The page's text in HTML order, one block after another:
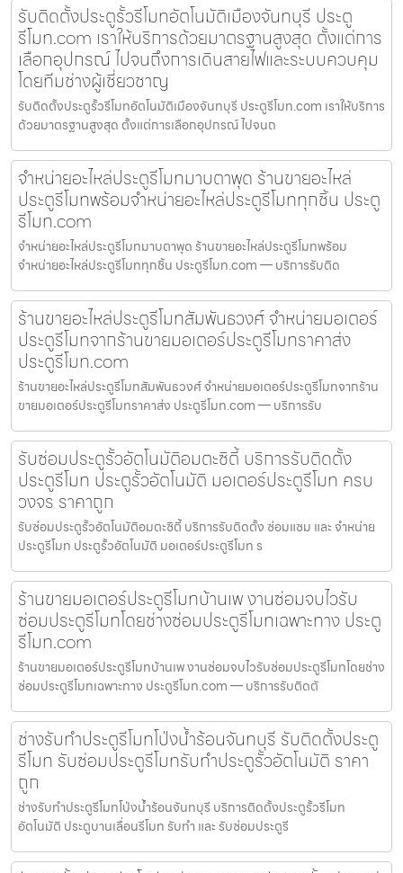
รับติดตั้งประตูรั้วรีโมทอัตโนมัติเมืองจันทบุรี ประตู
รีโมท.com เราให้บริการด้วยมาตรฐานสูงสุด ตั้งแต่การ
เลือกอุปกรณ์ ไปจนถึงการเดินสายไฟและระบบควบคุม
โดยทีมช่างผู้เชี่ยวชาญ
รับติดตั้งประตูรั้วรีโมทอัตโนมัติเมืองจันทบุรี ประตูรีโมท.com เราให้บริการ
ด้วยมาตรฐานสูงสุด ตั้งแต่การเลือกอุปกรณ์ ไปจนถ
จำหน่ายอะไหล่ประตูรีโมทมาบตาพุด ร้านขายอะไหล่
ประตูรีโมทพร้อมจำหน่ายอะไหล่ประตูรีโมททุกชิ้น ประตู
รีโมท.com
จำหน่ายอะไหล่ประตูรีโมทมาบตาพุด ร้านขายอะไหล่ประตูรีโมทพร้อม
จำหน่ายอะไหล่ประตูรีโมททุกชิ้น ประตูรีโมท.com — บริการรับติด
ร้านขายอะไหล่ประตูรีโมทสัมพันธวงศ์ จำหน่ายมอเตอร์
ประตูรีโมทจากร้านขายมอเตอร์ประตูรีโมทราคาส่ง
ประตูรีโมท.com
ร้านขายอะไหล่ประตูรีโมทสัมพันธวงศ์ จำหน่ายมอเตอร์ประตูรีโมทจากร้าน
ขายมอเตอร์ประตูรีโมทราคาส่ง ประตูรีโมท.com — บริการรับ
รับซ่อมประตูรั้วอัตโนมัติอมตะซิตี้ บริการรับติดตั้ง
ประตูรีโมท ประตูรั้วอัตโนมัติ มอเตอร์ประตูรีโมท ครบ
วงจร ราคาถูก
รับซ่อมประตูรั้วอัตโนมัติอมตะซิตี้ บริการรับติดตั้ง ซ่อมแซม และ จำหน่าย
ประตูรีโมท ประตูรั้วอัตโนมัติ มอเตอร์ประตูรีโมท ร
ร้านขายมอเตอร์ประตูรีโมทบ้านเพ งานซ่อมจบไวรับ
ซ่อมประตูรีโมทโดยช่างซ่อมประตูรีโมทเฉพาะทาง ประตู
รีโมท.com
ร้านขายมอเตอร์ประตูรีโมทบ้านเพ งานซ่อมจบไวรับซ่อมประตูรีโมทโดยช่าง
ซ่อมประตูรีโมทเฉพาะทาง ประตูรีโมท.com — บริการรับติดตั
ช่างรับทำประตูรีโมทโป่งน้ำร้อนจันทบุรี รับติดตั้งประตู
รีโมท รับซ่อมประตูรีโมทรับทำประตูรั้วอัตโนมัติ ราคา
ถูก
ช่างรับทำประตูรีโมทโป่งน้ำร้อนจันทบุรี บริการติดตั้งประตูรั้วรีโมท
อัตโนมัติ ประตูบานเลื่อนรีโมท รับทำ และ รับซ่อมประตูรี